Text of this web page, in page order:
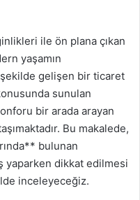
ile ön plana çıkan
yaşamın
gelişen bir ticaret
sunulan
bir arada arayan
Bu makalede,
bulunan
yaparken dikkat edilmesi
inceleyeceğiz.